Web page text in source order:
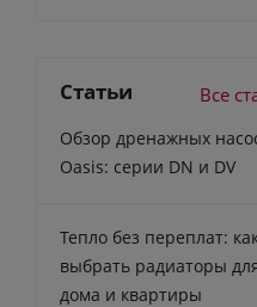
Статьи Все
Обзор дренажных
Oasis: серии DN и DV
Тепло без переплат:
выбрать радиаторы
дома и квартиры